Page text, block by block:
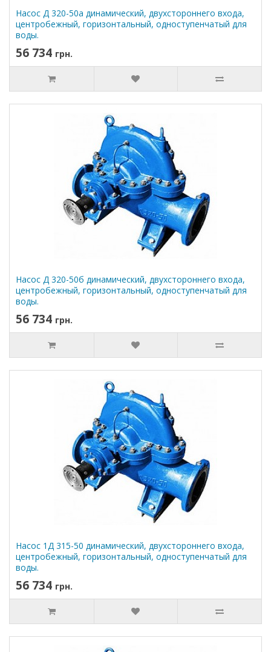
Насос Д 320-50а динамический, двухстороннего входа,
центробежный, горизонтальный, одноступенчатый для
воды.
56 734 грн.
Насос Д 320-50б динамический, двухстороннего входа,
центробежный, горизонтальный, одноступенчатый для
воды.
56 734 грн.
Насос 1Д 315-50 динамический, двухстороннего входа,
центробежный, горизонтальный, одноступенчатый для
воды.
56 734 грн.